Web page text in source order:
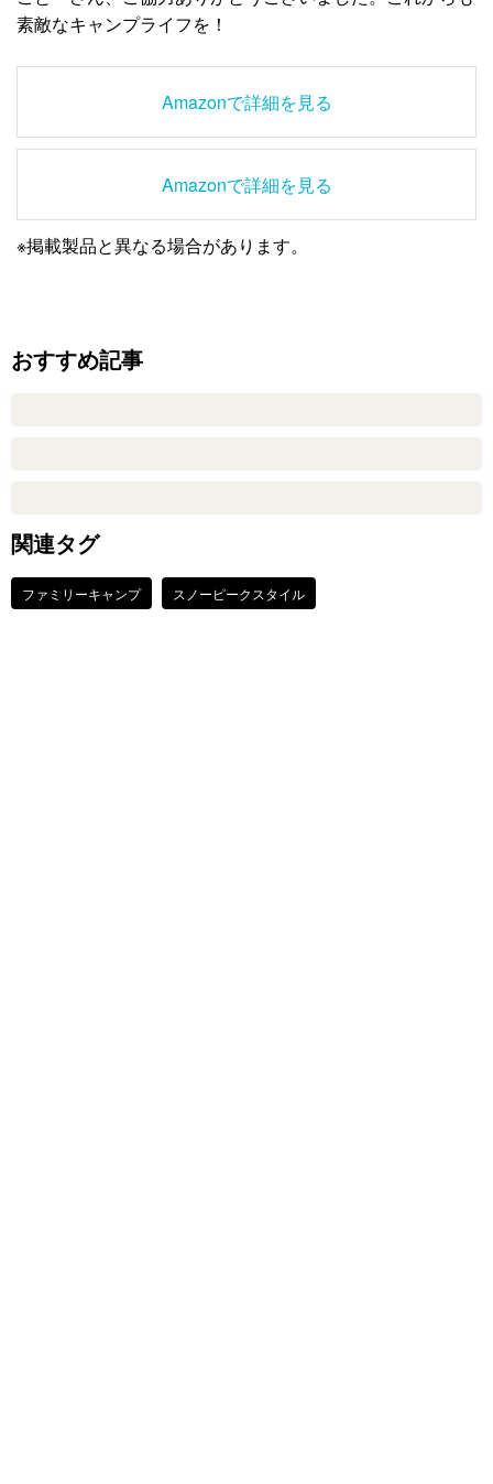
素敵なキャンプライフを！
Amazonで詳細を見る
Amazonで詳細を見る
※掲載製品と異なる場合があります。
おすすめ記事
関連タグ
ファミリーキャンプ スノーピークスタイル